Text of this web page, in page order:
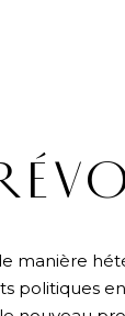
manière
politiques